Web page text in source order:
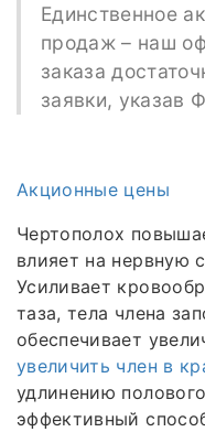
Единственное
продаж – наш
заказа
заявки, указав
Акционные цены
Чертополох
влияет на нервную
Усиливает
таза, тела члена
обеспечивает
увеличить член в
удлинению
эффективный